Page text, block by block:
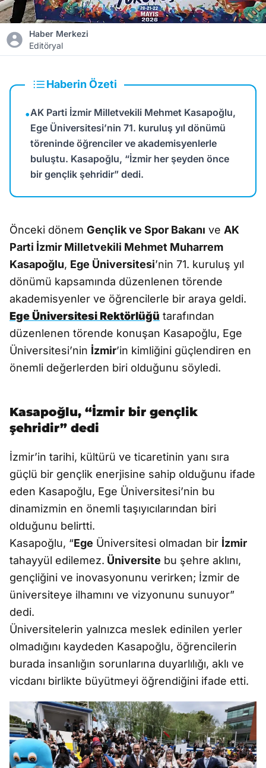
Haber Merkezi
Editöryal
Haberin Özeti
•AK Parti İzmir Milletvekili Mehmet Kasapoğlu,
Ege Üniversitesi’nin 71. kuruluş yıl dönümü
töreninde öğrenciler ve akademisyenlerle
buluştu. Kasapoğlu, “İzmir her şeyden önce
bir gençlik şehridir” dedi.
Önceki dönem Gençlik ve Spor Bakanı ve AK
Parti İzmir Milletvekili Mehmet Muharrem
Kasapoğlu, Ege Üniversitesi’nin 71. kuruluş yıl
dönümü kapsamında düzenlenen törende
akademisyenler ve öğrencilerle bir araya geldi.
Ege Üniversitesi Rektörlüğü tarafından
düzenlenen törende konuşan Kasapoğlu, Ege
Üniversitesi’nin İzmir’in kimliğini güçlendiren en
önemli değerlerden biri olduğunu söyledi.
Kasapoğlu, “İzmir bir gençlik
şehridir” dedi
İzmir’in tarihi, kültürü ve ticaretinin yanı sıra
güçlü bir gençlik enerjisine sahip olduğunu ifade
eden Kasapoğlu, Ege Üniversitesi’nin bu
dinamizmin en önemli taşıyıcılarından biri
olduğunu belirtti.
Kasapoğlu, “Ege Üniversitesi olmadan bir İzmir
tahayyül edilemez. Üniversite bu şehre aklını,
gençliğini ve inovasyonunu verirken; İzmir de
üniversiteye ilhamını ve vizyonunu sunuyor”
dedi.
Üniversitelerin yalnızca meslek edinilen yerler
olmadığını kaydeden Kasapoğlu, öğrencilerin
burada insanlığın sorunlarına duyarlılığı, aklı ve
vicdanı birlikte büyütmeyi öğrendiğini ifade etti.